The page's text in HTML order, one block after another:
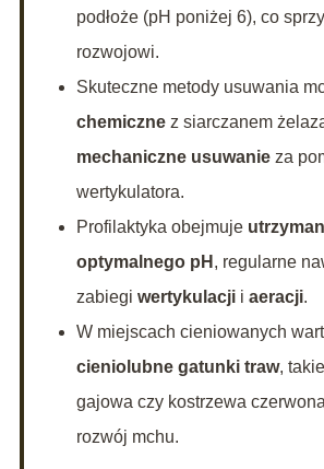
podłoże (pH poniżej 6), co
rozwojowi.
Skuteczne metody usuwania
chemicznez siarczanem
mechaniczne usuwanieza
wertykulatora.
Profilaktyka obejmuje
optymalnego pH , regularne
zabiegi wertykulacjii aeracji.
W miejscach cieniowanych
cieniolubne gatunki traw,
gajowa czy kostrzewa
rozwój mchu.